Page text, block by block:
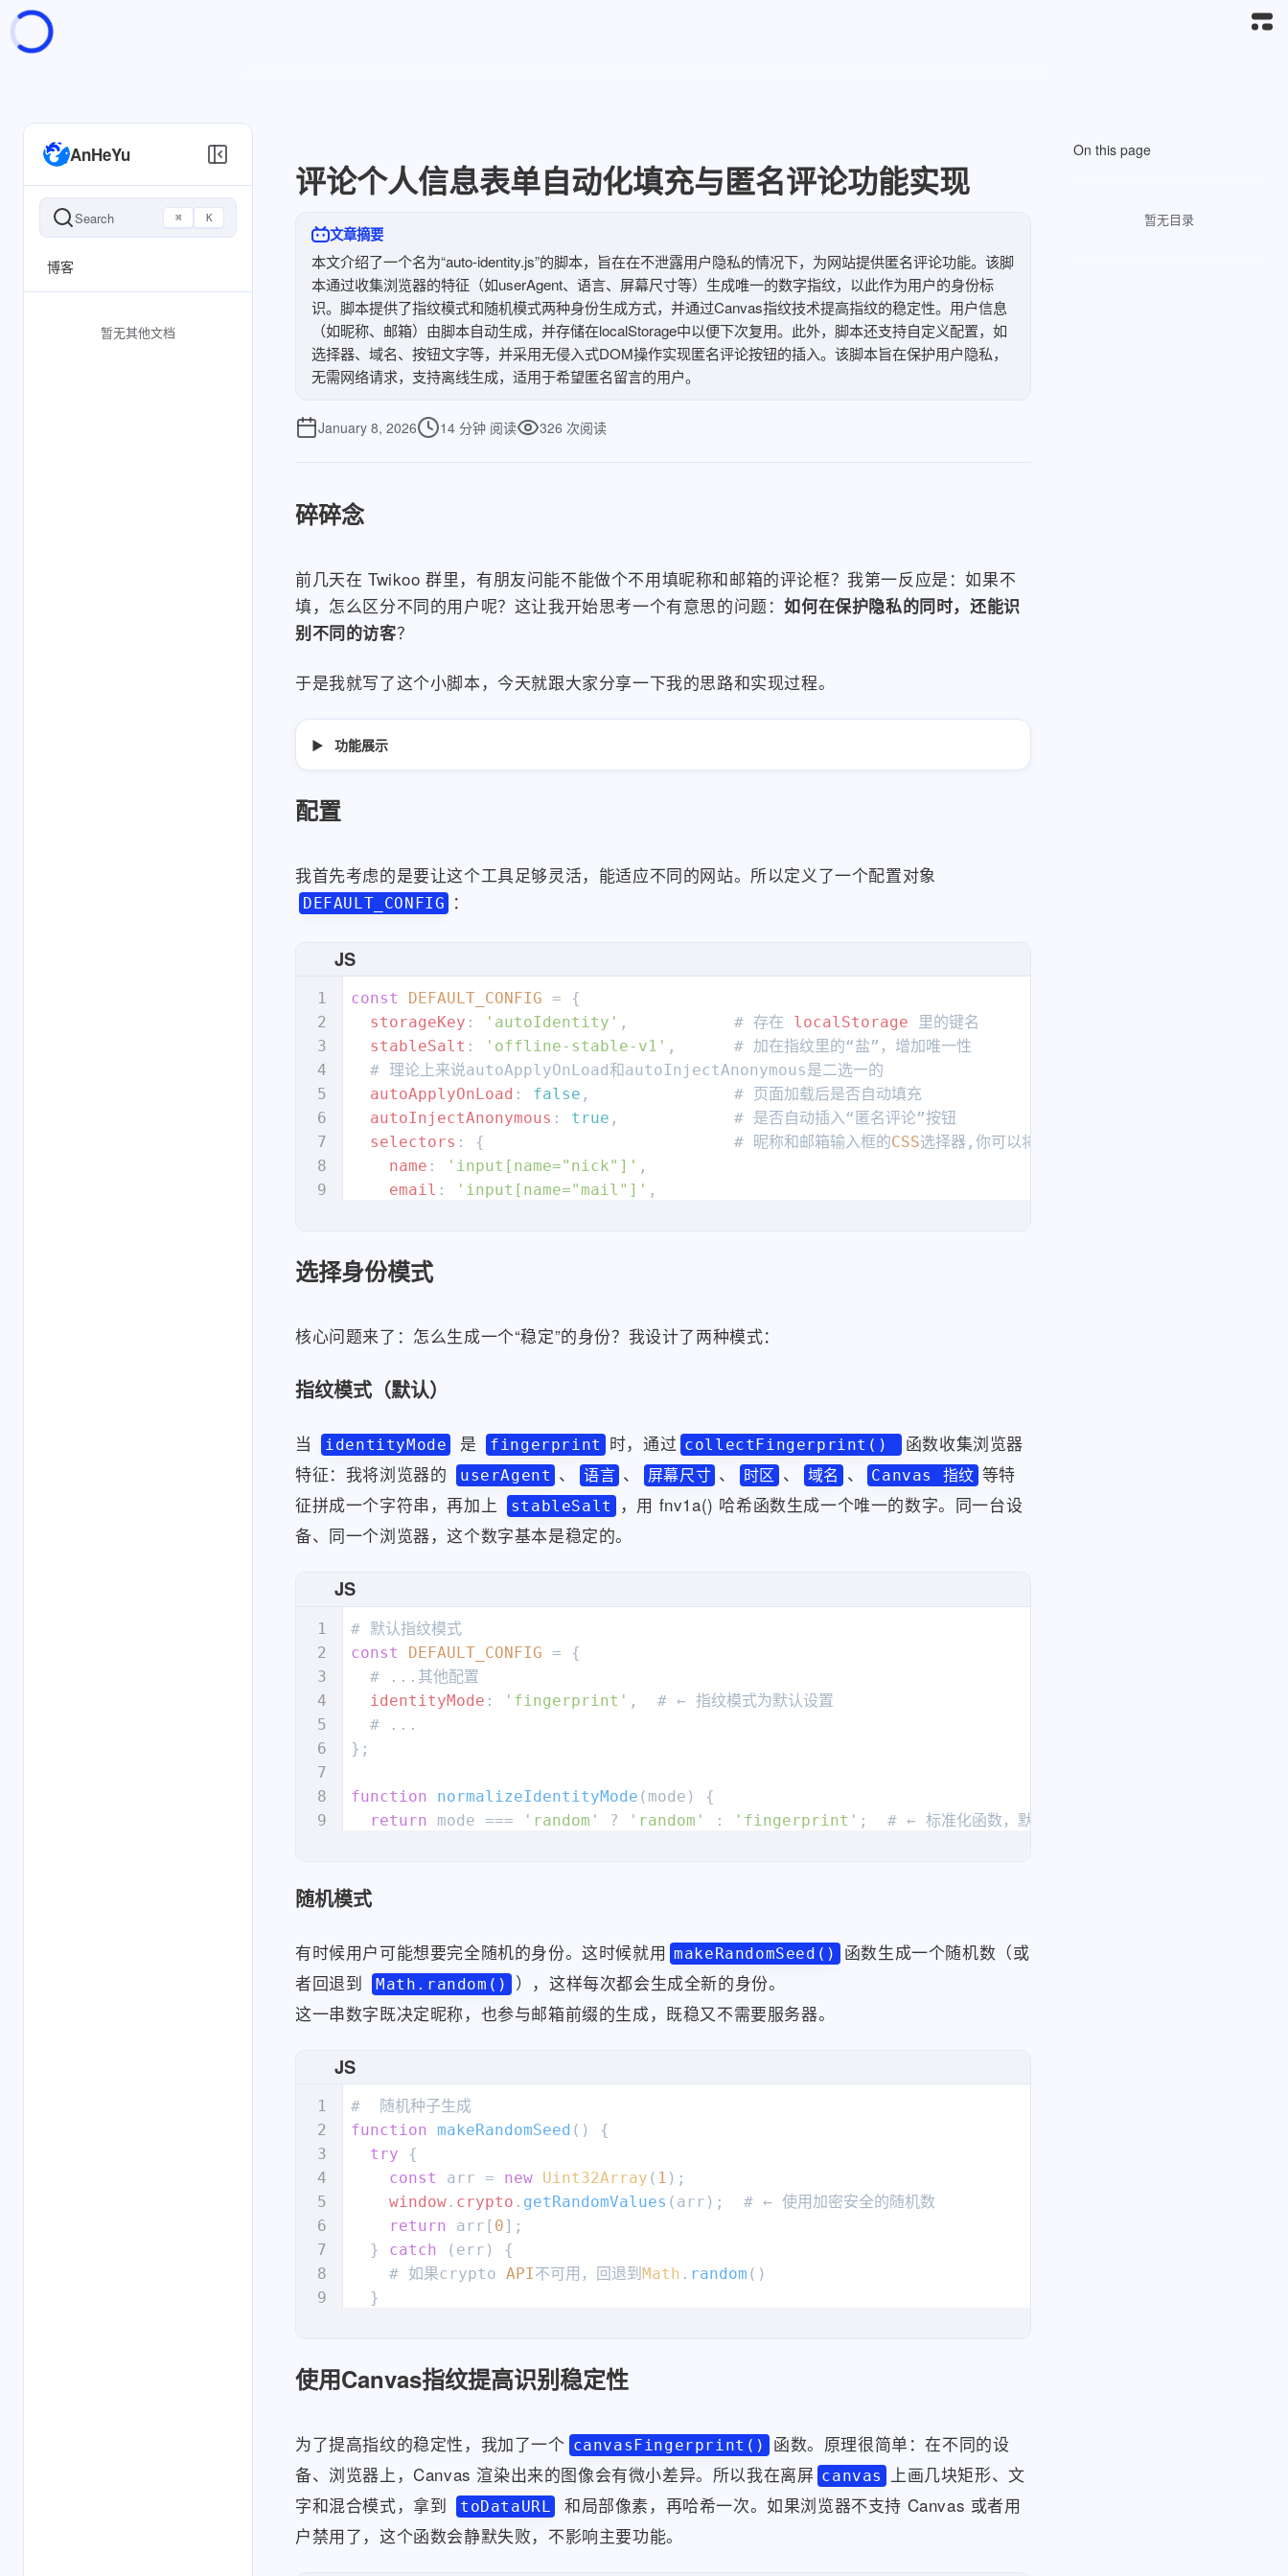
页面加载中
AnHeYu
Search ⌘ K
博客
暂无其他文档
评论个人信息表单自动化填充与匿名评论功能实现
文章摘要
本文介绍了一个名为“auto-identity.js”的脚本，旨在在不泄露用户隐私的情况下，为网站提供匿名评论功能。该脚
本通过收集浏览器的特征（如userAgent、语言、屏幕尺寸等）生成唯一的数字指纹，以此作为用户的身份标
识。脚本提供了指纹模式和随机模式两种身份生成方式，并通过Canvas指纹技术提高指纹的稳定性。用户信息
（如昵称、邮箱）由脚本自动生成，并存储在localStorage中以便下次复用。此外，脚本还支持自定义配置，如
选择器、域名、按钮文字等，并采用无侵入式DOM操作实现匿名评论按钮的插入。该脚本旨在保护用户隐私，
无需网络请求，支持离线生成，适用于希望匿名留言的用户。
January 8, 2026 14 分钟 阅读 326 次阅读
碎碎念
前几天在 Twikoo 群里，有朋友问能不能做个不用填昵称和邮箱的评论框？我第一反应是：如果不
填，怎么区分不同的用户呢？这让我开始思考一个有意思的问题：如何在保护隐私的同时，还能识
别不同的访客？
于是我就写了这个小脚本，今天就跟大家分享一下我的思路和实现过程。
功能展示
配置
我首先考虑的是要让这个工具足够灵活，能适应不同的网站。所以定义了一个配置对象
DEFAULT_CONFIG ：
JS
const DEFAULT_CONFIG = {
storageKey : 'autoIdentity' ,           # 存在 localStorage 里的键名
stableSalt : 'offline-stable-v1' ,      # 加在指纹里的“盐”，增加唯一性
  # 理论上来说autoApplyOnLoad和autoInjectAnonymous是二选一的
autoApplyOnLoad : false ,               # 页面加载后是否自动填充
autoInjectAnonymous : true ,            # 是否自动插入“匿名评论”按钮
selectors : {                          # 昵称和邮箱输入框的CSS选择器,你可以将其改为类选择器或者是id选择器
name : 'input[name="nick"]' ,
email : 'input[name="mail"]' ,
domainOverride
anonymousParentSelector
anonymousInsert: {                    # 按钮插入的位置
position
};
选择身份模式
核心问题来了：怎么生成一个“稳定”的身份？我设计了两种模式：
指纹模式（默认）
当 identityMode 是 fingerprint 时，通过 collectFingerprint()
函数收集浏览器
特征：我将浏览器的
userAgent 、 语言 、 屏幕尺寸 、 时区 、 域名 、 Canvas 指纹 等特
征拼成一个字符串，再加上
stableSalt
，用 fnv1a() 哈希函数生成一个唯一的数字。同一台设
备、同一个浏览器，这个数字基本是稳定的。
JS
const
DEFAULT_CONFIG = {
  # ...其他配置
identityMode : 'fingerprint' ,  # ← 指纹模式为默认设置
  # ...
};
function normalizeIdentityMode ( mode ) {
return mode === 'random' ? 'random' : 'fingerprint' ;  # ← 标准化函数，默认返回fingerprint
fingerprintCache;
const nav = window.navigator || {};
const scr = window .screen || {};
const intl = Intl.DateTimeFormat().resolvedOptions
  # 收集userAgent
const ua = uaData?.
    ? uaData.
brands.map ( ( { brand, version }
    : nav.
const platform = uaData?.platform
  # 拼接各种特征
const parts = [
    [
'ua', ua],
    [
    [
'tz', new Date().getTimezoneOffset
'tzname', intl.timeZone],
    [
'salt', CONFIG.stableSalt],  # ← 添加stableSalt
  ];
  # 添加
Canvas指纹
const canvasHash = canvasFingerprint
随机模式
有时候用户可能想要完全随机的身份。这时候就用 makeRandomSeed()
函数生成一个随机数（或
者回退到
Math.random()
），这样每次都会生成全新的身份。
这一串数字既决定昵称，也参与邮箱前缀的生成，既稳又不需要服务器。
JS
function
makeRandomSeed ( ) {
try {
const
arr = new Uint32Array ( 1 );
window . crypto . getRandomValues (arr);  # ← 使用加密安全的随机数
return arr[ 0];
  }
catch (err) {
    # 如果crypto
API不可用，回退到 Math . random ()
  }
function makeIdentity() {
const hashSource = CONFIG .identityMode === 'random'
    ?
${makeRandomSeed()} | ${ Date .now()} ${CONFIG.stableSalt} `
  # ← 随机模式
    :
`${collectFingerprint()}| ${window .location.hostname} `;
使用Canvas指纹提高识别稳定性
为了提高指纹的稳定性，我加了一个 canvasFingerprint()
函数。原理很简单：在不同的设
备、浏览器上，Canvas 渲染出来的图像会有微小差异。所以我在离屏 canvas
上画几块矩形、文
字和混合模式，拿到
toDataURL
和局部像素，再哈希一次。如果浏览器不支持 Canvas 或者用
户禁用了，这个函数会静默失败，不影响主要功能。
On this page
暂无目录
文章标签
复制地址
深色模式